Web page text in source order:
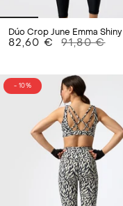
Dúo Crop June Emma
82,60 € 91,80 €
- 10%